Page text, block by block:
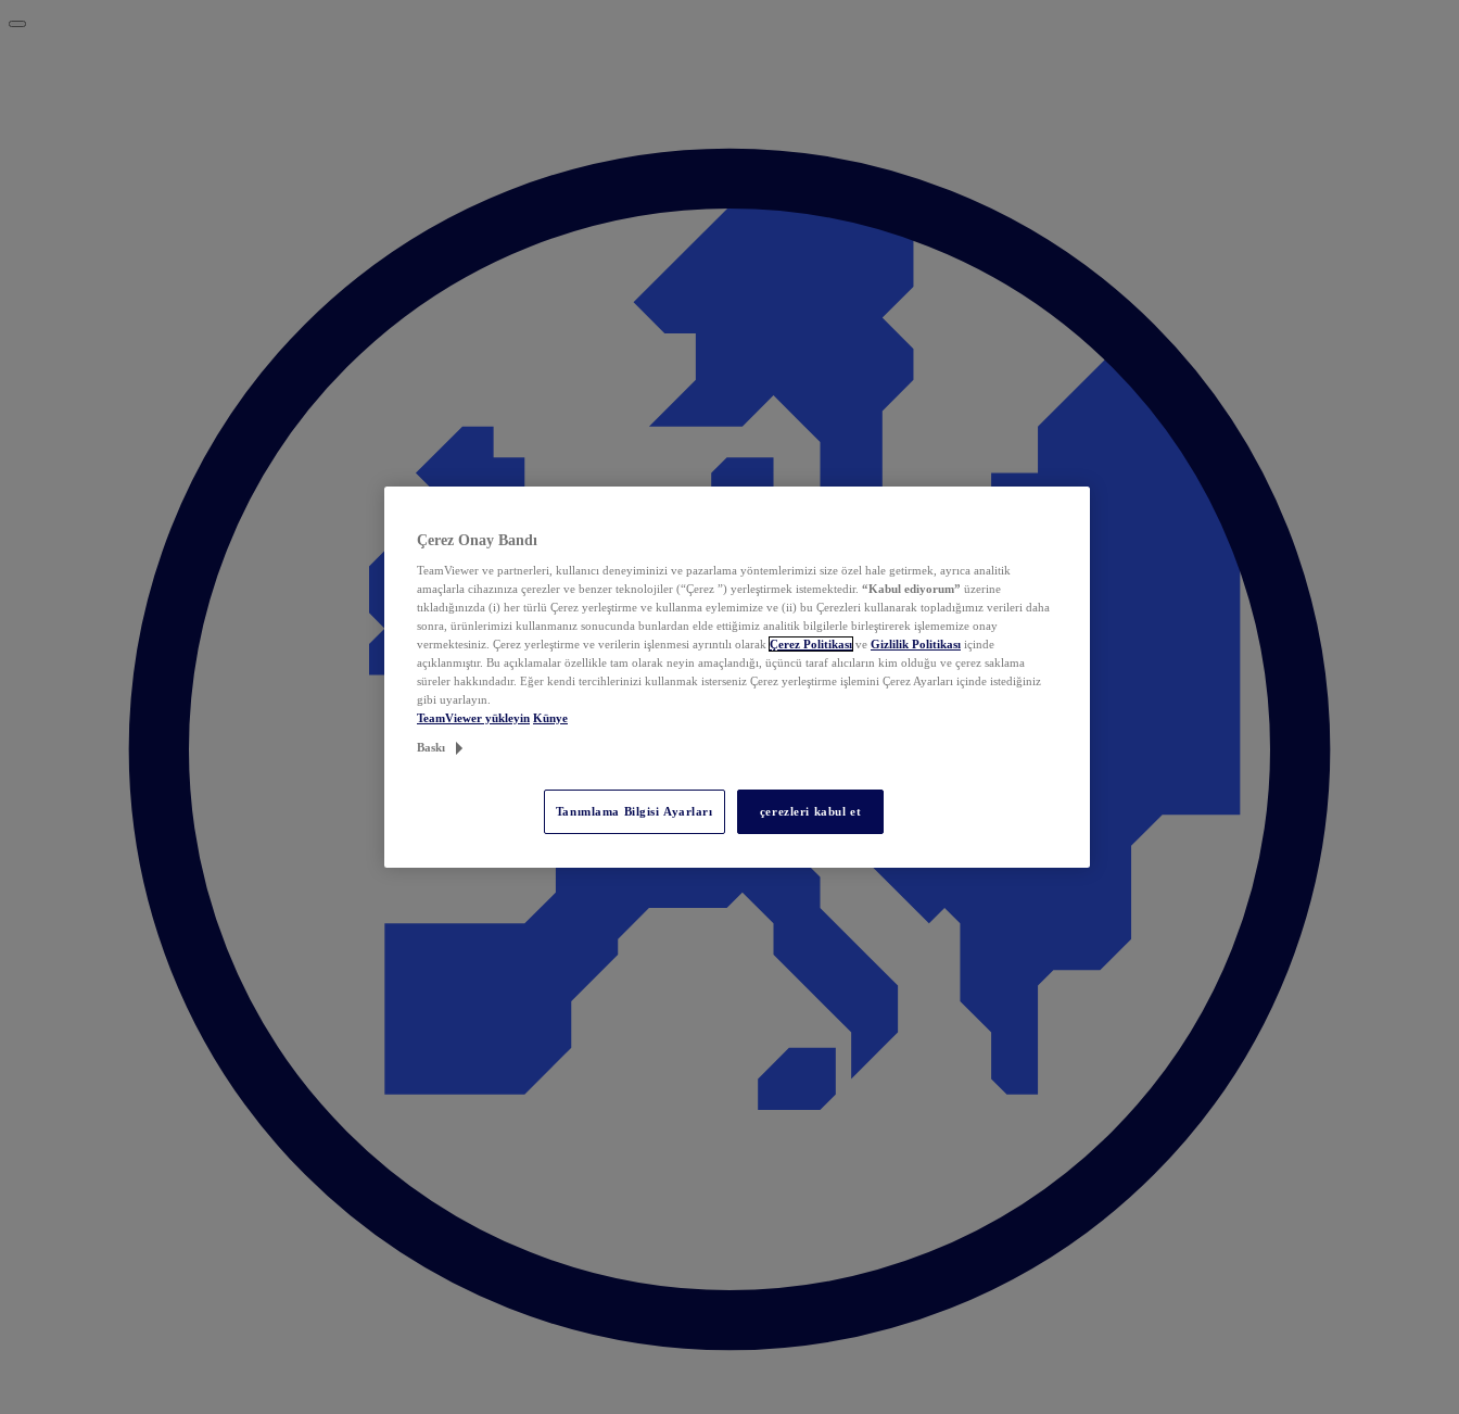
Çerez Onay Bandı
TeamViewer ve partnerleri, kullanıcı deneyiminizi ve pazarlama yöntemlerimizi size özel hale getirmek, ayrıca analitik
amaçlarla cihazınıza çerezler ve benzer teknolojiler (“Çerez ”) yerleştirmek istemektedir. “Kabul ediyorum” üzerine
tıkladığınızda (i) her türlü Çerez yerleştirme ve kullanma eylemimize ve (ii) bu Çerezleri kullanarak topladığımız verileri daha
sonra, ürünlerimizi kullanmanız sonucunda bunlardan elde ettiğimiz analitik bilgilerle birleştirerek işlememize onay
vermektesiniz. Çerez yerleştirme ve verilerin işlenmesi ayrıntılı olarak Çerez Politikası ve Gizlilik Politikası içinde
açıklanmıştır. Bu açıklamalar özellikle tam olarak neyin amaçlandığı, üçüncü taraf alıcıların kim olduğu ve çerez saklama
süreler hakkındadır. Eğer kendi tercihlerinizi kullanmak isterseniz Çerez yerleştirme işlemini Çerez Ayarları içinde istediğiniz
gibi uyarlayın.
TeamViewer yükleyin Künye
Baskı
Tanımlama Bilgisi Ayarları çerezleri kabul et